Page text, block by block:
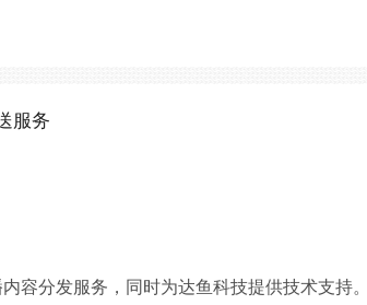
服务
容分发服务，同时为达鱼科技提供技术支持。